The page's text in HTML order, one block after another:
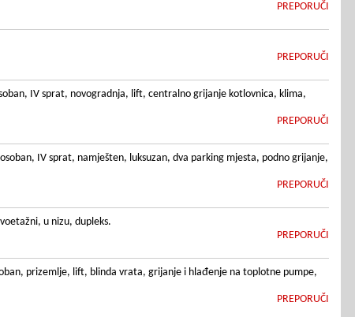
PREPORUČI
PREPORUČI
IV sprat, novogradnja, lift, centralno grijanje kotlovnica, klima,
PREPORUČI
IV sprat, namješten, luksuzan, dva parking mjesta, podno grijanje,
PREPORUČI
u nizu, dupleks.
PREPORUČI
prizemlje, lift, blinda vrata, grijanje i hlađenje na toplotne pumpe,
PREPORUČI